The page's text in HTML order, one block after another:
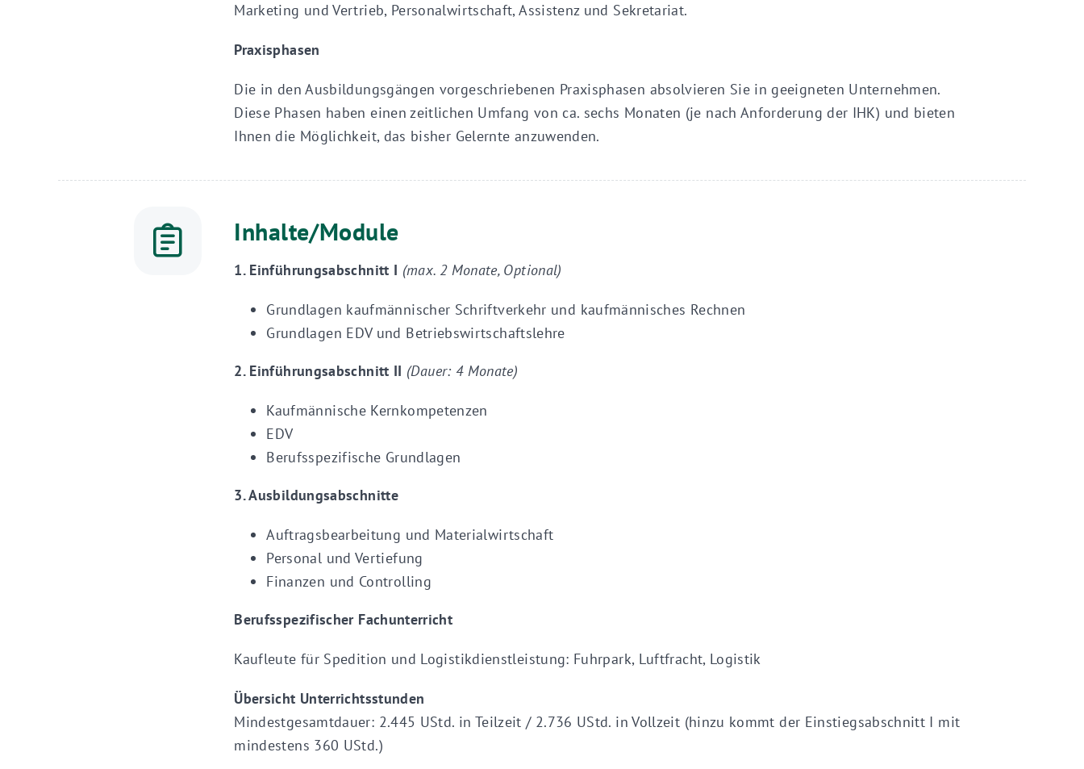
Marketing und Vertrieb, Personalwirtschaft, Assistenz und Sekretariat.
Praxisphasen
Die in den Ausbildungsgängen vorgeschriebenen Praxisphasen absolvieren Sie in geeigneten Unternehmen.
Diese Phasen haben einen zeitlichen Umfang von ca. sechs Monaten (je nach Anforderung der IHK) und bieten
Ihnen die Möglichkeit, das bisher Gelernte anzuwenden.
Inhalte/Module
1. Einführungsabschnitt I (max. 2 Monate, Optional)
Grundlagen kaufmännischer Schriftverkehr und kaufmännisches Rechnen
Grundlagen EDV und Betriebswirtschaftslehre
2. Einführungsabschnitt II (Dauer: 4 Monate)
Kaufmännische Kernkompetenzen
EDV
Berufsspezifische Grundlagen
3. Ausbildungsabschnitte
Auftragsbearbeitung und Materialwirtschaft
Personal und Vertiefung
Finanzen und Controlling
Berufsspezifischer Fachunterricht
Kaufleute für Spedition und Logistikdienstleistung: Fuhrpark, Luftfracht, Logistik
Übersicht Unterrichtsstunden
Mindestgesamtdauer: 2.445 UStd. in Teilzeit / 2.736 UStd. in Vollzeit (hinzu kommt der Einstiegsabschnitt I mit
mindestens 360 UStd.)